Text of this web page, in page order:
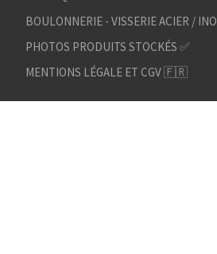
BOULONNERIE - VISSERIE ACIER /
PHOTOS PRODUITS STOCKÉS ✅
MENTIONS LÉGALE ET CGV 🇫🇷